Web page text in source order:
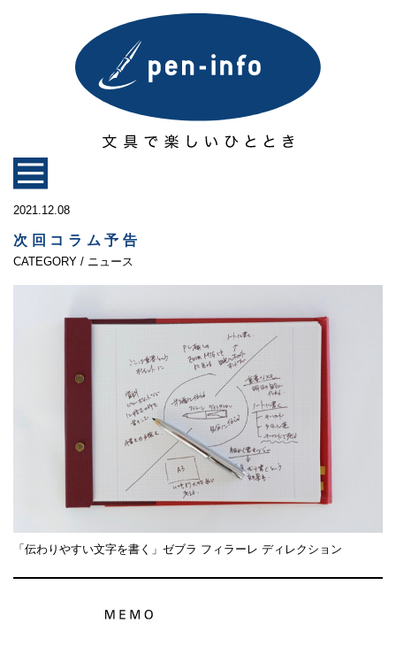
2021.12.08
次回コラム予告
CATEGORY / ニュース
「伝わりやすい文字を書く」ゼブラ フィラーレ ディレクション